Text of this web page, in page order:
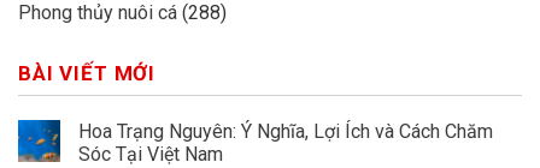
Phong thủy nuôi cá (288)
BÀI VIẾT MỚI
Hoa Trạng Nguyên: Ý Nghĩa, Lợi Ích và Cách Chăm
Sóc Tại Việt Nam